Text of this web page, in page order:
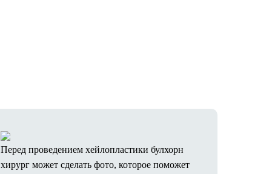
Перед проведением хейлопластики булхорн
хирург может сделать фото, которое поможет